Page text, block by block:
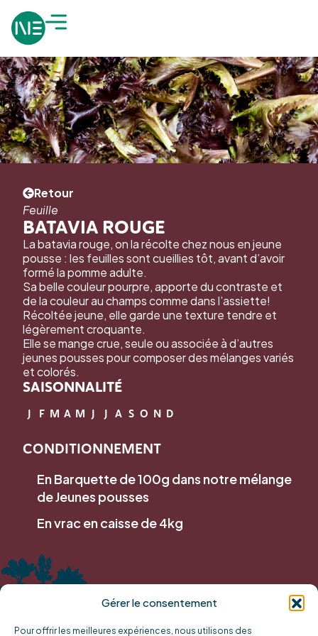
Gérer le consentement
Pour offrir les meilleures expériences, nous utilisons des
Retour
Feuille
BATAVIA ROUGE
La batavia rouge, on la récolte chez nous en jeune
pousse : les feuilles sont cueillies tôt, avant d’avoir
formé la pomme adulte.
Sa belle couleur pourpre, apporte du contraste et
de la couleur au champs comme dans l’assiette!
Récoltée jeune, elle garde une texture tendre et
légèrement croquante.
Elle se mange crue, seule ou associée à d’autres
jeunes pousses pour composer des mélanges variés
et colorés.
SAISONNALITÉ
J F M A M J J A S O N D
CONDITIONNEMENT
En Barquette de 100g dans notre mélange
de Jeunes pousses
En vrac en caisse de 4kg